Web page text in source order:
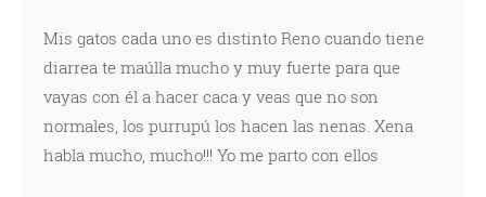
Mis gatos cada uno es distinto Reno cuando tiene
diarrea te maúlla mucho y muy fuerte para que
vayas con él a hacer caca y veas que no son
normales, los purrupú los hacen las nenas. Xena
habla mucho, mucho!!! Yo me parto con ellos